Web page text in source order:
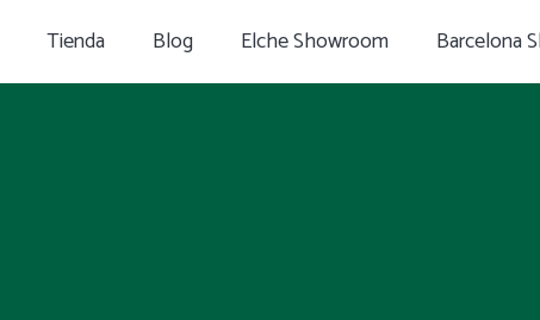
Tienda Blog Elche Showroom Barcelona